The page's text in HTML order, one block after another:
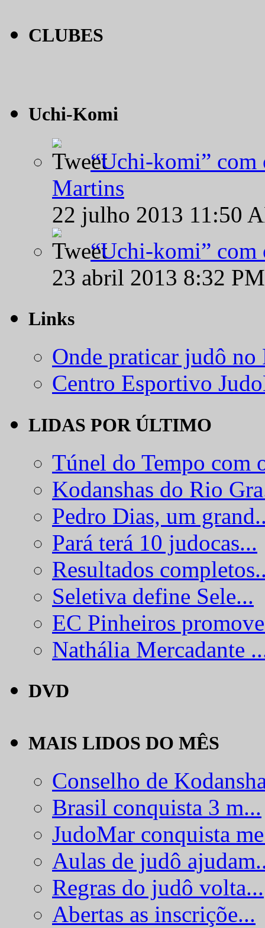
CLUBES
Uchi-Komi
“Uchi-komi” com
Martins
22 julho 2013 11:50
“Uchi-komi” com
23 abril 2013 8:32
Links
Onde praticar judô
Centro Esportivo
LIDAS POR ÚLTIMO
Túnel do Tempo com
Kodanshas do Rio
Pedro Dias, um
Pará terá 10 judocas...
Resultados
Seletiva define Sele...
EC Pinheiros
Nathália Mercadante
DVD
MAIS LIDOS DO MÊS
Conselho de
Brasil conquista 3 m...
JudoMar conquista
Aulas de judô
Regras do judô volta...
Abertas as inscriçõe...